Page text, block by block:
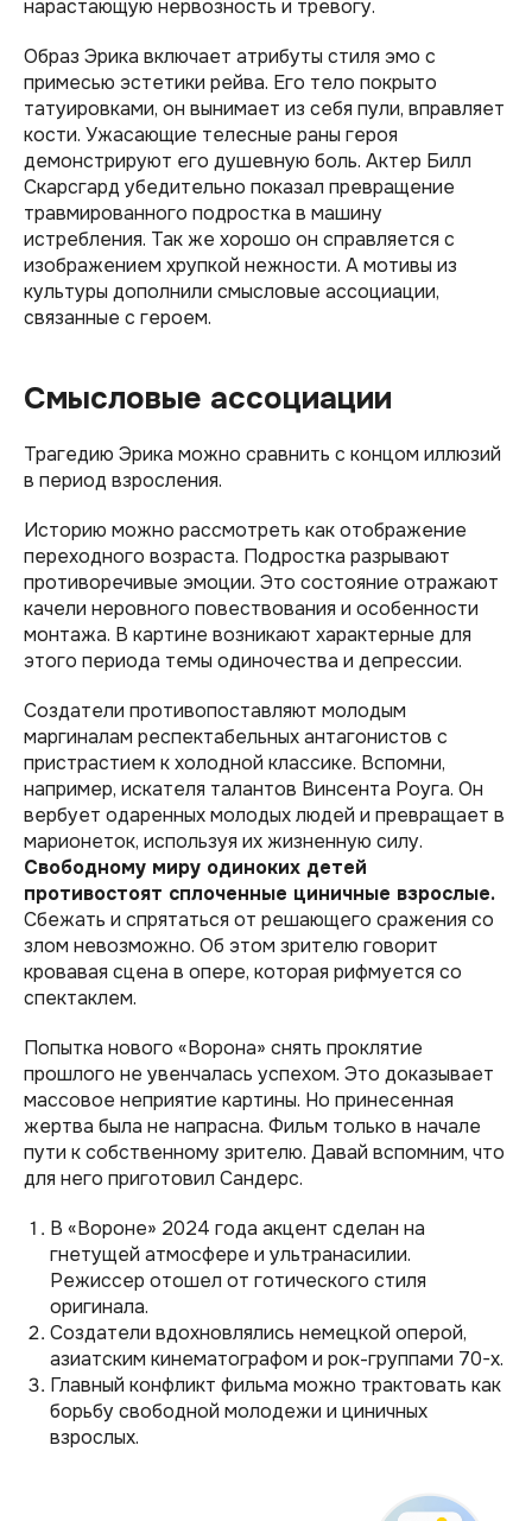
нарастающую нервозность и тревогу.
Образ Эрика включает атрибуты стиля эмо с
примесью эстетики рейва. Его тело покрыто
татуировками, он вынимает из себя пули, вправляет
кости. Ужасающие телесные раны героя
демонстрируют его душевную боль. Актер Билл
Скарсгард убедительно показал превращение
травмированного подростка в машину
истребления. Так же хорошо он справляется с
изображением хрупкой нежности. А мотивы из
культуры дополнили смысловые ассоциации,
связанные с героем.
Смысловые ассоциации
Трагедию Эрика можно сравнить с концом иллюзий
в период взросления.
Историю можно рассмотреть как отображение
переходного возраста. Подростка разрывают
противоречивые эмоции. Это состояние отражают
качели неровного повествования и особенности
монтажа. В картине возникают характерные для
этого периода темы одиночества и депрессии.
Создатели противопоставляют молодым
маргиналам респектабельных антагонистов с
пристрастием к холодной классике. Вспомни,
например, искателя талантов Винсента Роуга. Он
вербует одаренных молодых людей и превращает в
марионеток, используя их жизненную силу.
Свободному миру одиноких детей
противостоят сплоченные циничные взрослые.
Сбежать и спрятаться от решающего сражения со
злом невозможно. Об этом зрителю говорит
кровавая сцена в опере, которая рифмуется со
спектаклем.
Попытка нового «Ворона» снять проклятие
прошлого не увенчалась успехом. Это доказывает
массовое неприятие картины. Но принесенная
жертва была не напрасна. Фильм только в начале
пути к собственному зрителю. Давай вспомним, что
для него приготовил Сандерс.
В «Вороне» 2024 года акцент сделан на
гнетущей атмосфере и ультранасилии.
Режиссер отошел от готического стиля
оригинала.
Создатели вдохновлялись немецкой оперой,
азиатским кинематографом и рок-группами 70-х.
Главный конфликт фильма можно трактовать как
борьбу свободной молодежи и циничных
взрослых.